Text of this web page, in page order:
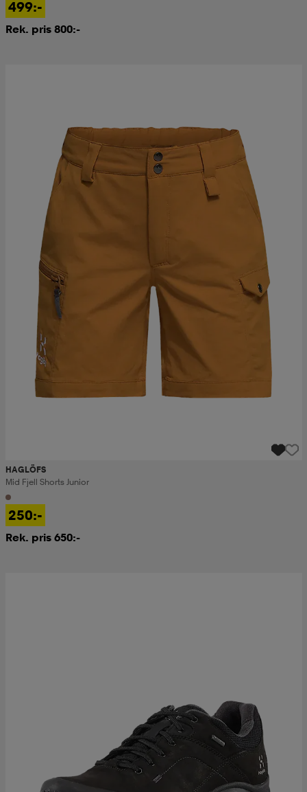
499:-
Rek. pris 800:-
HAGLÖFS
Mid Fjell Shorts Junior
250:-
Rek. pris 650:-